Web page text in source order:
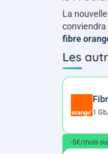
La
fibre
Les
1
-5€/mois